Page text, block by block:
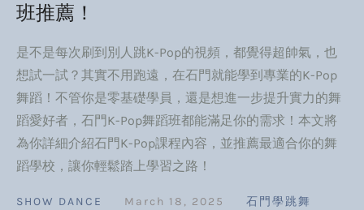
班推薦！
是不是每次刷到別人跳K-Pop的視頻，都覺得超帥氣，也
想試一試？其實不用跑遠，在石門就能學到專業的K-Pop
舞蹈！不管你是零基礎學員，還是想進一步提升實力的舞
蹈愛好者，石門K-Pop舞蹈班都能滿足你的需求！本文將
為你詳細介紹石門K-Pop課程內容，並推薦最適合你的舞
蹈學校，讓你輕鬆踏上學習之路！
SHOW DANCE March 18, 2025 石門學跳舞